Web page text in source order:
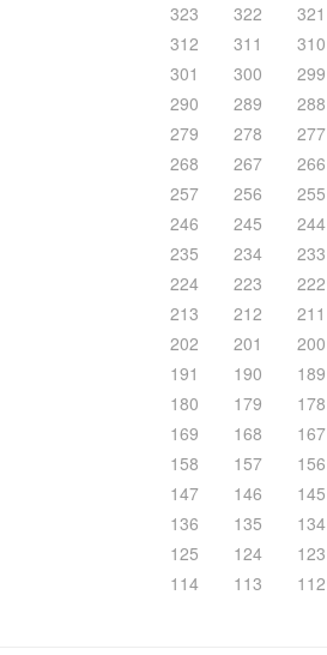
323
322 321
312
311 310
301
300 299
290
289 288
279
278 277
268
267 266
257
256 255
246
245 244
235
234 233
224
223 222
213
212 211
202
201 200
191
190 189
180
179 178
169
168 167
158
157 156
147
146 145
136
135 134
125
124 123
114
113 112